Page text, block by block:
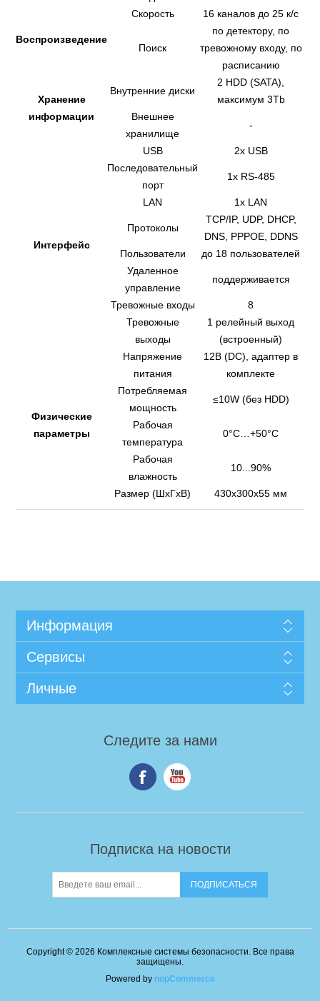
Воспроизведение
Скорость 16 каналов до 25 к/с
Поиск
по детектору, по
тревожному входу, по
расписанию
Хранение
информации
Внутренние диски
2 HDD (SATA),
максимум 3Tb
Внешнее
хранилище
-
Интерфейс
USB
2х USB
Последовательный
порт
1х RS-485
LAN 1х LAN
Протоколы
TCP/IP, UDP, DHCP,
DNS, PPPOE, DDNS
Пользователи
до 18 пользователей
Удаленное
управление
поддерживается
Тревожные входы
8
Тревожные
выходы
1 релейный выход
(встроенный)
Физические
параметры
Напряжение
питания
12В (DC), адаптер в
комплекте
Потребляемая
мощность
≤10W (без HDD)
Рабочая
температура
0°C…+50°C
Рабочая
влажность
10...90%
Размер (ШхГхВ) 430х300x55 мм
Информация
Сервисы
Личные
Следите за нами
Подписка на новости
Copyright © 2026 Комплексные системы безопасности. Все права
защищены.
Powered by nopCommerce